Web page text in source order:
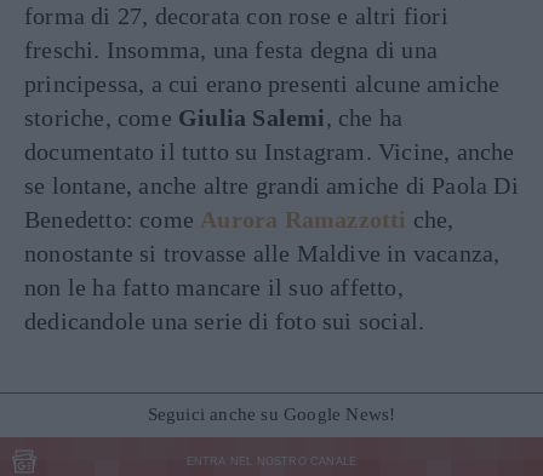
forma di 27, decorata con rose e altri fiori
freschi. Insomma, una festa degna di una
principessa, a cui erano presenti alcune amiche
storiche, come Giulia Salemi, che ha
documentato il tutto su Instagram. Vicine, anche
se lontane, anche altre grandi amiche di Paola Di
Benedetto: come Aurora Ramazzotti che,
nonostante si trovasse alle Maldive in vacanza,
non le ha fatto mancare il suo affetto,
dedicandole una serie di foto sui social.
Seguici anche su Google News!
ENTRA NEL NOSTRO CANALE